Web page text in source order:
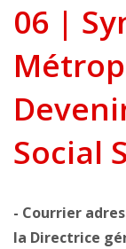
06 |
Social
- Courrier
la Directrice